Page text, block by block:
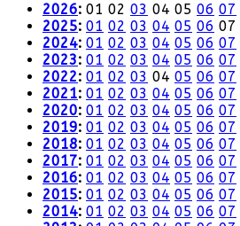
2026: 01 02 03 04 05 06 07
2025: 01 02 03 04 05 06 07
2024: 01 02 03 04 05 06 07
2023: 01 02 03 04 05 06 07
2022: 01 02 03 04 05 06 07
2021: 01 02 03 04 05 06 07
2020: 01 02 03 04 05 06 07
2019: 01 02 03 04 05 06 07
2018: 01 02 03 04 05 06 07
2017: 01 02 03 04 05 06 07
2016: 01 02 03 04 05 06 07
2015: 01 02 03 04 05 06 07
2014: 01 02 03 04 05 06 07